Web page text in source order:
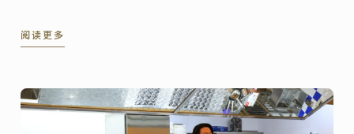
阅读更多